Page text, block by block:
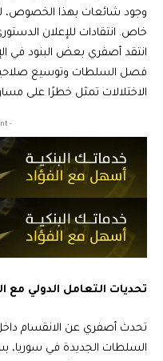
وجود شائعات بهذا الخصوص،
خاص. انتقادات للإعلان
انتقد أصفري بعض البنود في
فصل السلطات وتوسيع
الاختلالات تمثل خطرًا على
- Advertisement -
تحديات التعامل الدولي مع
تحدث أصفري عن الانقسام داخل
السلطات الجديدة في